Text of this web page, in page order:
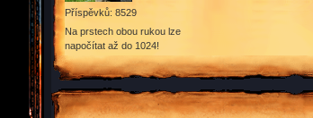
Příspěvků: 8529
Na prstech obou rukou lze
napočítat až do 1024!